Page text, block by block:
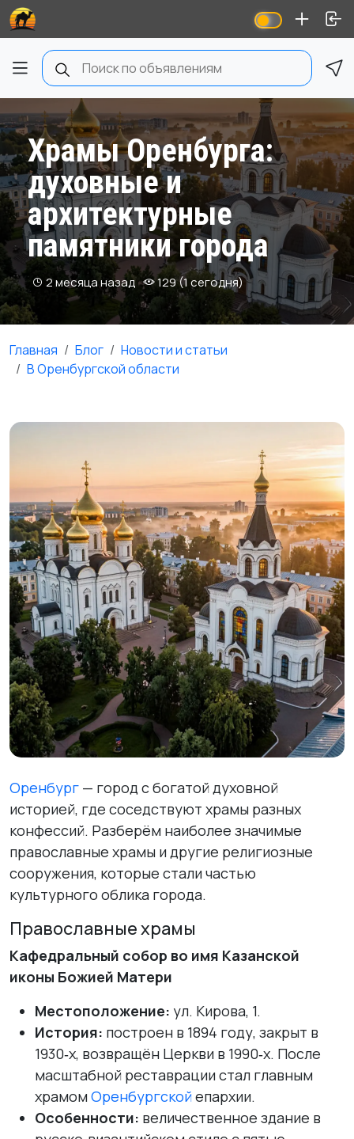
Храмы Оренбурга:
духовные и
архитектурные
памятники города
2 месяца назад 129 (1 сегодня)
Главная Блог
Новости и статьи
В Оренбургской области
Оренбург — город с богатой духовной
историей, где соседствуют храмы разных
конфессий. Разберём наиболее значимые
православные храмы и другие религиозные
сооружения, которые стали частью
культурного облика города.
Православные храмы
Кафедральный собор во имя Казанской
иконы Божией Матери
Местоположение: ул. Кирова, 1.
История: построен в 1894 году, закрыт в
1930‑х, возвращён Церкви в 1990‑х. После
масштабной реставрации стал главным
храмомОренбургскойепархии.
Особенности: величественное здание в